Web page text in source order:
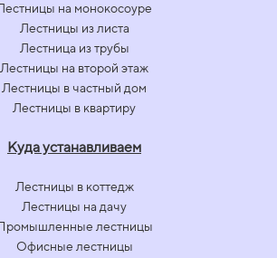
на монокосоуре
Лестницы из листа
Лестница из трубы
Лестницы на второй этаж
Лестницы в частный дом
Лестницы в квартиру
Куда устанавливаем
Лестницы в коттедж
Лестницы на дачу
лестницы
Офисные лестницы